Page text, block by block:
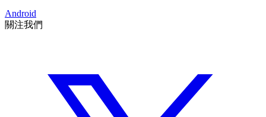
Android
關注我們